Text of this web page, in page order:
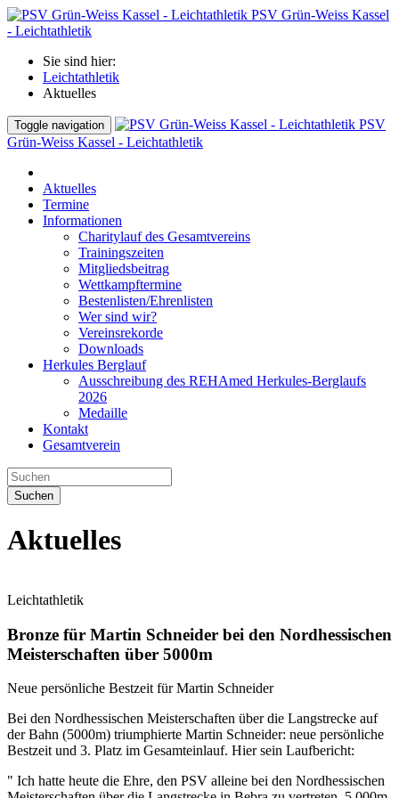
PSV Grün-Weiss Kassel
- Leichtathletik
Sie sind hier:
Leichtathletik
Aktuelles
Toggle navigation
PSV
Grün-Weiss Kassel - Leichtathletik
Aktuelles
Termine
Informationen
Charitylauf des Gesamtvereins
Trainingszeiten
Mitgliedsbeitrag
Wettkampftermine
Bestenlisten/Ehrenlisten
Wer sind wir?
Vereinsrekorde
Downloads
Herkules Berglauf
Ausschreibung des REHAmed Herkules-Berglaufs
2026
Medaille
Kontakt
Gesamtverein
Suchen
Aktuelles
Leichtathletik
Bronze für Martin Schneider bei den Nordhessischen
Meisterschaften über 5000m
Neue persönliche Bestzeit für Martin Schneider
Bei den Nordhessischen Meisterschaften über die Langstrecke auf
der Bahn (5000m) triumphierte Martin Schneider: neue persönliche
Bestzeit und 3. Platz im Gesamteinlauf. Hier sein Laufbericht:
" Ich hatte heute die Ehre, den PSV alleine bei den Nordhessischen